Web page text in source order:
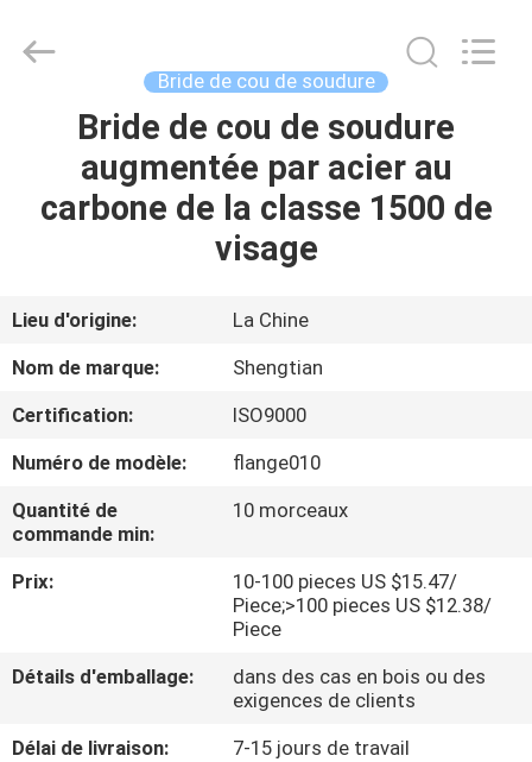
APERÇU
PRODUITS
VR
A
PROPOS
DE
NOUS
VISITE
Group
Bride de cou de soudure
Bride de cou de soudure
augmentée par acier au
carbone de la classe 1500 de
visage
Lieu d'origine:
La Chine
Nom de marque:
Shengtian
Certification:
ISO9000
Numéro de modèle:
flange010
Quantité de
commande min:
10 morceaux
Prix:
10-100 pieces US $15.47/
Piece;>100 pieces US $12.38/
Piece
Détails d'emballage:
dans des cas en bois ou des
exigences de clients
Délai de livraison:
7-15 jours de travail